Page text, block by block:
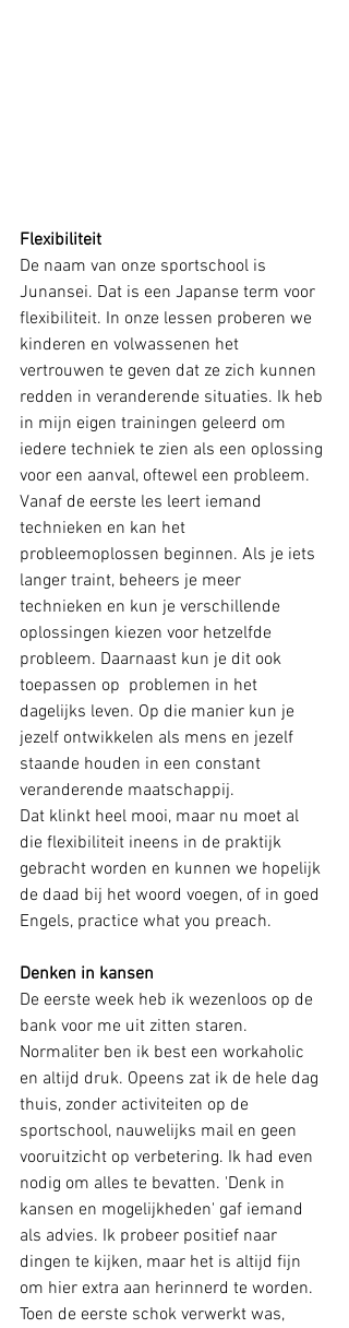
Flexibiliteit
De naam van onze sportschool is
Junansei. Dat is een Japanse term voor
flexibiliteit. In onze lessen proberen we
kinderen en volwassenen het
vertrouwen te geven dat ze zich kunnen
redden in veranderende situaties. Ik heb
in mijn eigen trainingen geleerd om
iedere techniek te zien als een oplossing
voor een aanval, oftewel een probleem.
Vanaf de eerste les leert iemand
technieken en kan het
probleemoplossen beginnen. Als je iets
langer traint, beheers je meer
technieken en kun je verschillende
oplossingen kiezen voor hetzelfde
probleem. Daarnaast kun je dit ook
toepassen op  problemen in het
dagelijks leven. Op die manier kun je
jezelf ontwikkelen als mens en jezelf
staande houden in een constant
veranderende maatschappij.
Dat klinkt heel mooi, maar nu moet al
die flexibiliteit ineens in de praktijk
gebracht worden en kunnen we hopelijk
de daad bij het woord voegen, of in goed
Engels, practice what you preach.
Denken in kansen
De eerste week heb ik wezenloos op de
bank voor me uit zitten staren.
Normaliter ben ik best een workaholic
en altijd druk. Opeens zat ik de hele dag
thuis, zonder activiteiten op de
sportschool, nauwelijks mail en geen
vooruitzicht op verbetering. Ik had even
nodig om alles te bevatten. 'Denk in
kansen en mogelijkheden' gaf iemand
als advies. Ik probeer positief naar
dingen te kijken, maar het is altijd fijn
om hier extra aan herinnerd te worden.
Toen de eerste schok verwerkt was,